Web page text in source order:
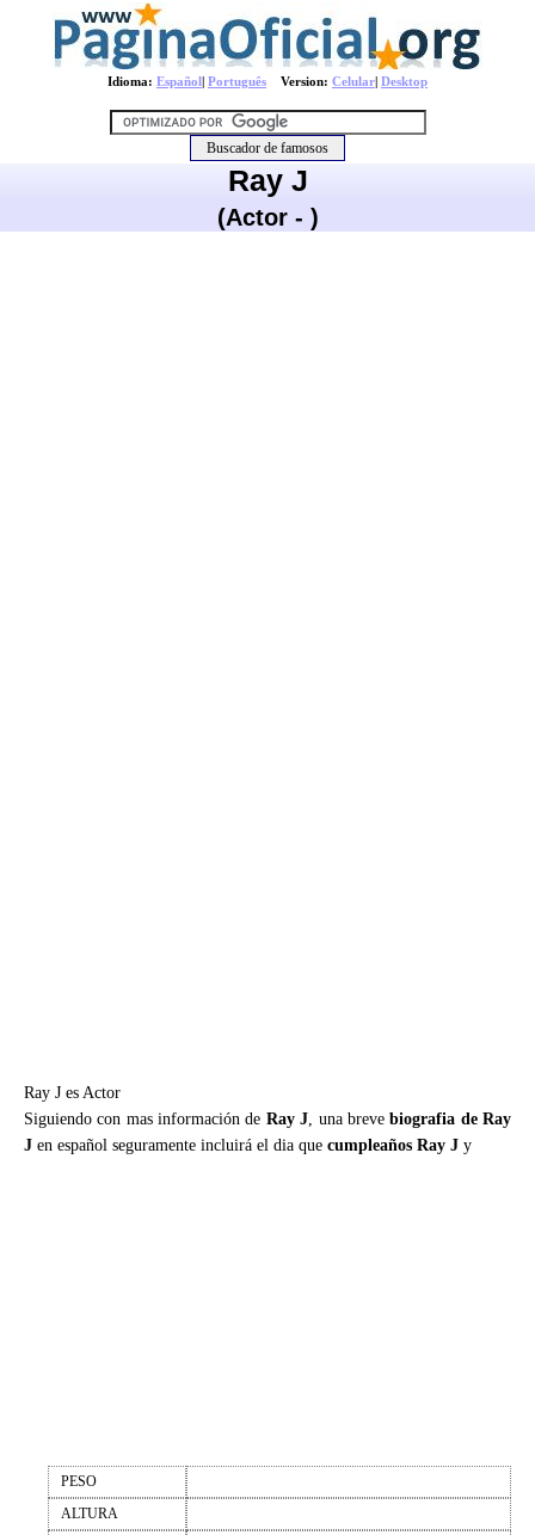
Idioma: Español| Português Version: Celular| Desktop
Ray J
(Actor - )
Ray J es Actor
Siguiendo con mas información de Ray J, una brevebiografia de Ray
J en español seguramente incluirá el dia que cumpleaños Ray J y
PESO
ALTURA